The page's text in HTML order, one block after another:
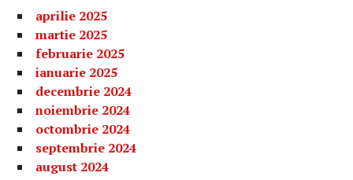
aprilie 2025
martie 2025
februarie 2025
ianuarie 2025
decembrie 2024
noiembrie 2024
octombrie 2024
septembrie 2024
august 2024